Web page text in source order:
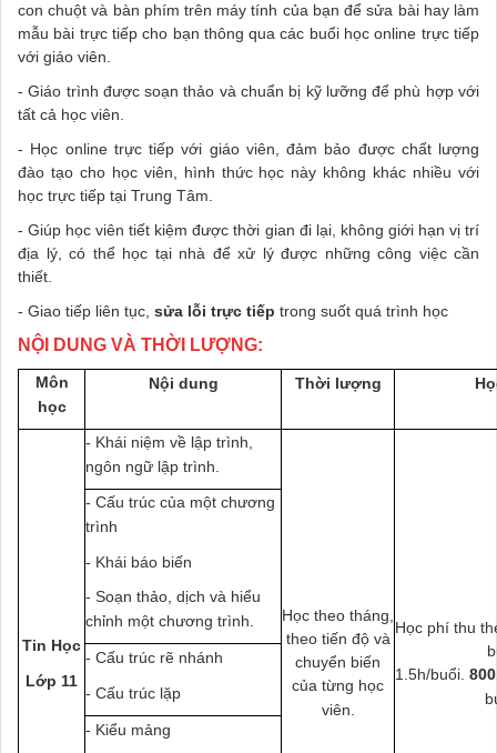
con chuột và bàn phím trên máy tính của bạn để sửa bài hay làm
mẫu bài trực tiếp cho bạn thông qua các buổi học online trực tiếp
với giáo viên.
- Giáo trình được soạn thảo và chuẩn bị kỹ lưỡng để phù hợp với
tất cả học viên.
- Học online trực tiếp với giáo viên, đảm bảo được chất lượng
đào tạo cho học viên, hình thức học này không khác nhiều với
học trực tiếp tại Trung Tâm.
- Giúp học viên tiết kiệm được thời gian đi lại, không giới hạn vị trí
địa lý, có thể học tại nhà để xử lý được những công việc cần
thiết.
- Giao tiếp liên tục, sửa lỗi trực tiếp trong suốt quá trình học
NỘI DUNG VÀ THỜI LƯỢNG:
Môn
học
Nội dung Thời lượng
Tin Học
Lớp 11
- Khái niệm về lập trình,
ngôn ngữ lập trình.
Học theo tháng,
theo tiến độ và
chuyển biến
của từng học
viên.
Học phí thu
1.5h/buổi.
- Cấu trúc của một chương
trình
- Khái báo biến
- Soạn thảo, dịch và hiểu
chỉnh một chương trình.
- Cấu trúc rẽ nhánh
- Cấu trúc lặp
- Kiểu mảng